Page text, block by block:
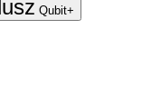
Qubit+